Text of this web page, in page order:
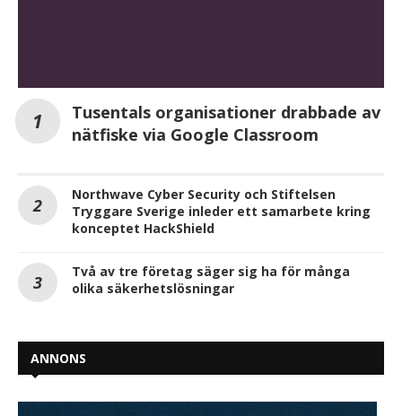
Tusentals organisationer drabbade av
nätfiske via Google Classroom
Northwave Cyber Security och Stiftelsen
Tryggare Sverige inleder ett samarbete kring
konceptet HackShield
Två av tre företag säger sig ha för många
olika säkerhetslösningar
ANNONS